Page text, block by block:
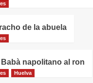
de la abuela
napolitano al ron
Huelva